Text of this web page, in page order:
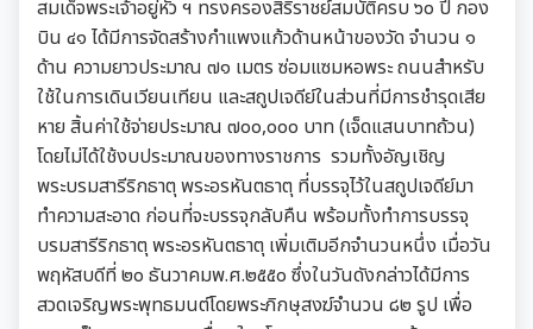
สมเด็จพระเจ้าอยู่หัว ฯ ทรงครองสิริราชย์สมบัติครบ ๖๐ ปี กอง
บิน ๔๑ ได้มีการจัดสร้างกำแพงแก้วด้านหน้าของวัด จำนวน ๑
ด้าน ความยาวประมาณ ๗๑ เมตร ซ่อมแซมหอพระ ถนนสำหรับ
ใช้ในการเดินเวียนเทียน และสถูปเจดีย์ในส่วนที่มีการชำรุดเสีย
หาย สิ้นค่าใช้จ่ายประมาณ ๗๐๐,๐๐๐ บาท (เจ็ดแสนบาทถ้วน)
โดยไม่ได้ใช้งบประมาณของทางราชการ รวมทั้งอัญเชิญ
พระบรมสารีริกธาตุ พระอรหันตธาตุ ที่บรรจุไว้ในสถูปเจดีย์มา
ทำความสะอาด ก่อนที่จะบรรจุกลับคืน พร้อมทั้งทำการบรรจุ
บรมสารีริกธาตุ พระอรหันตธาตุ เพิ่มเติมอีกจำนวนหนึ่ง เมื่อวัน
พฤหัสบดีที่ ๒๐ ธันวาคมพ.ศ.๒๕๕๐ ซึ่งในวันดังกล่าวได้มีการ
สวดเจริญพระพุทธมนต์โดยพระภิกษุสงฆ์จำนวน ๘๒ รูป เพื่อ